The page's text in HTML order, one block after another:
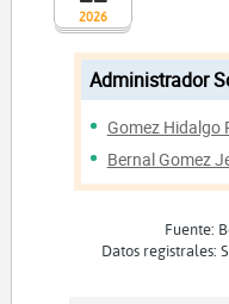
2026
Administrador
Gomez Hidalgo
Bernal Gomez
Fuente:
Datos registrales: